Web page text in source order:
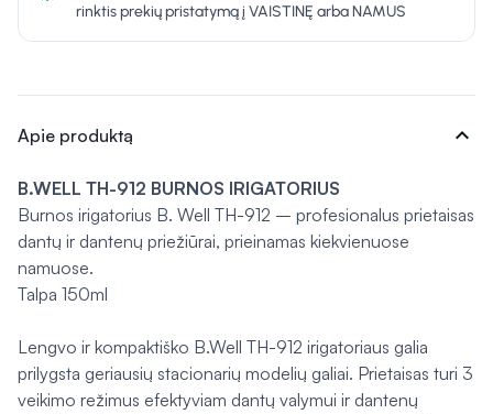
rinktis prekių pristatymą į VAISTINĘ arba NAMUS
Apie produktą expand_more
B.WELL TH-912 BURNOS IRIGATORIUS
Burnos irigatorius B. Well TH-912 – profesionalus prietaisas
dantų ir dantenų priežiūrai, prieinamas kiekvienuose
namuose.
Talpa 150ml
Lengvo ir kompaktiško B.Well TH-912 irigatoriaus galia
prilygsta geriausių stacionarių modelių galiai. Prietaisas turi 3
veikimo režimus efektyviam dantų valymui ir dantenų